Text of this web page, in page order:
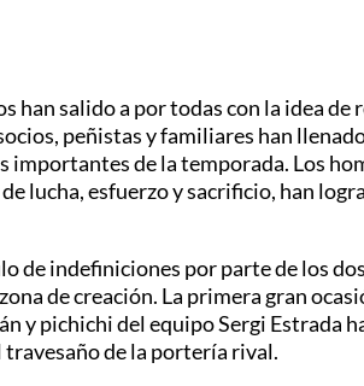
han salido a por todas con la idea de
peñistas y familiares han
importantes de la temporada. Los
lucha, esfuerzo y sacrificio, han
de indefiniciones por parte de los
de creación. La primera gran
y pichichi del equipo Sergi Estrada
de la portería rival.